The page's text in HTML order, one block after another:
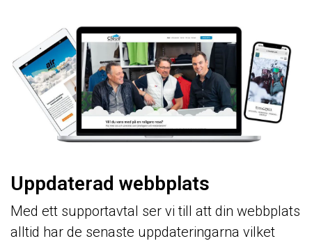
Uppdaterad webbplats
Med ett supportavtal ser vi till att din webbplats
alltid har de senaste uppdateringarna vilket